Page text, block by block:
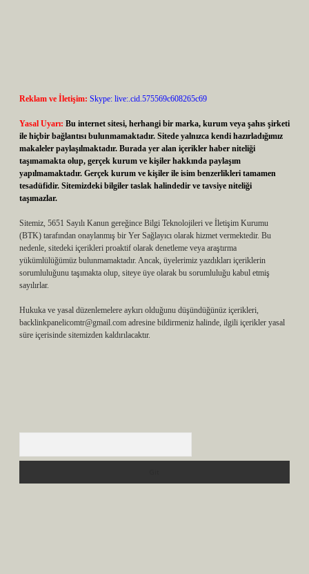
Reklam ve İletişim: Skype: live:.cid.575569c608265c69
Yasal Uyarı: Bu internet sitesi, herhangi bir marka, kurum veya şahıs şirketi
ile hiçbir bağlantısı bulunmamaktadır. Sitede yalnızca kendi hazırladığımız
makaleler paylaşılmaktadır. Burada yer alan içerikler haber niteliği
taşımamakta olup, gerçek kurum ve kişiler hakkında paylaşım
yapılmamaktadır. Gerçek kurum ve kişiler ile isim benzerlikleri tamamen
tesadüfidir. Sitemizdeki bilgiler taslak halindedir ve tavsiye niteliği
taşımazlar.
Sitemiz, 5651 Sayılı Kanun gereğince Bilgi Teknolojileri ve İletişim Kurumu
(BTK) tarafından onaylanmış bir Yer Sağlayıcı olarak hizmet vermektedir. Bu
nedenle, sitedeki içerikleri proaktif olarak denetleme veya araştırma
yükümlülüğümüz bulunmamaktadır. Ancak, üyelerimiz yazdıkları içeriklerin
sorumluluğunu taşımakta olup, siteye üye olarak bu sorumluluğu kabul etmiş
sayılırlar.
Hukuka ve yasal düzenlemelere aykırı olduğunu düşündüğünüz içerikleri,
backlinkpanelicomtr@gmail.com adresine bildirmeniz halinde, ilgili içerikler yasal
süre içerisinde sitemizden kaldırılacaktır.